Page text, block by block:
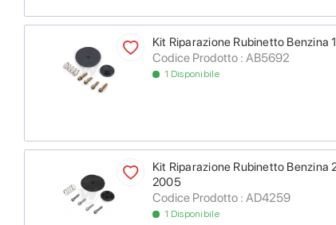
Kit Riparazione Rubinetto
Codice Prodotto : AB5692
1 Disponibile
Kit Riparazione Rubinetto
2005
Codice Prodotto : AD4259
1 Disponibile